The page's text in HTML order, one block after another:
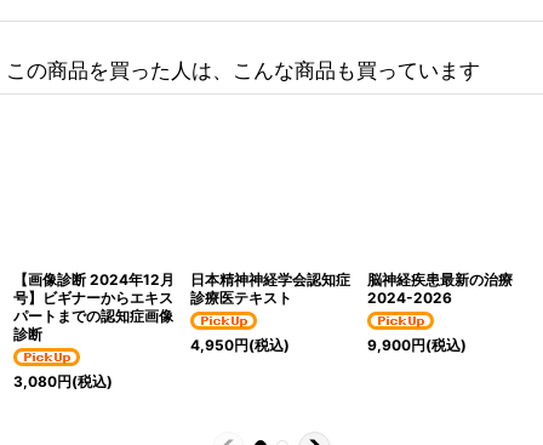
この商品を買った人は、こんな商品も買っています
【画像診断 2024年12月
号】ビギナーからエキス
パートまでの認知症画像
診断
3,080円(税込)
日本精神神経学会認知症
診療医テキスト
4,950円(税込)
脳神経疾患最新の治療
2024-2026
9,900円(税込)